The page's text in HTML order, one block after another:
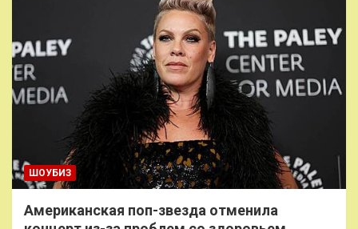
ШОУБИЗ
Американская поп-звезда отменила